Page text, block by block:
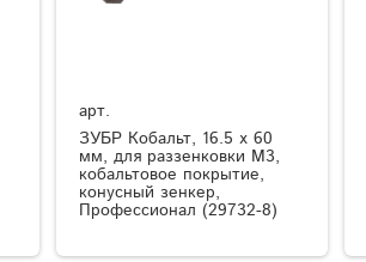
арт.
ЗУБР Кобальт, 16.5 x 60
мм, для раззенковки М3,
кобальтовое покрытие,
конусный зенкер,
Профессионал (29732-8)